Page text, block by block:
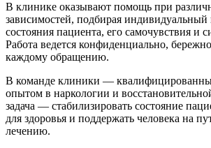
В клинике оказывают помощь при
зависимостей, подбирая индивидуальный
состояния пациента, его самочувствия и
Работа ведется конфиденциально,
каждому обращению.
В команде клиники —
опытом в наркологии и
задача — стабилизировать состояние
для здоровья и поддержать человека на
лечению.